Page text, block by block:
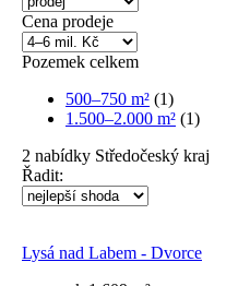
Cena prodeje
Pozemek celkem
500–750 m² (1)
1.500–2.000 m² (1)
2 nabídky Středočeský kraj
Řadit:
Lysá nad Labem - Dvorce